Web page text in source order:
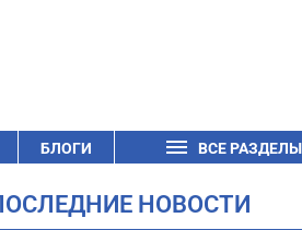
БЛОГИ ВСЕ РАЗДЕЛЫ
НОВОСТИ